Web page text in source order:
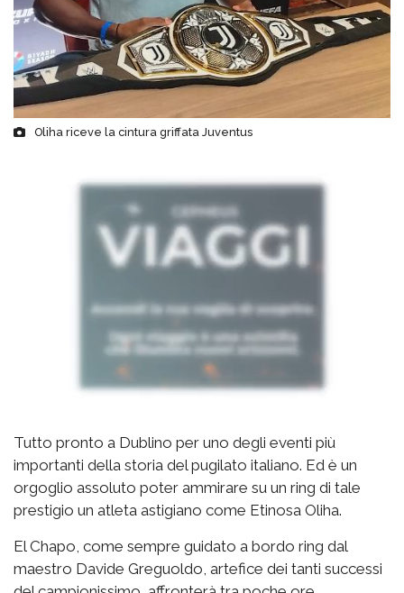
Oliha riceve la cintura griffata Juventus
Tutto pronto a Dublino per uno degli eventi più
importanti della storia del pugilato italiano. Ed è un
orgoglio assoluto poter ammirare su un ring di tale
prestigio un atleta astigiano come Etinosa Oliha.
El Chapo, come sempre guidato a bordo ring dal
maestro Davide Greguoldo, artefice dei tanti successi